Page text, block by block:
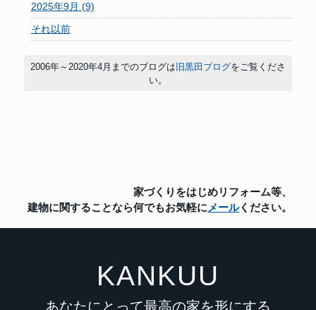
2025年9月 (9)
それ以前
2006年～2020年4月までのブログは 旧黒田ブログをご覧くださ
い。
家づくりをはじめリフォーム等、
建物に関することなら何でもお気軽に メールください。
KANKUU
あなたにとって最高の家を形にする